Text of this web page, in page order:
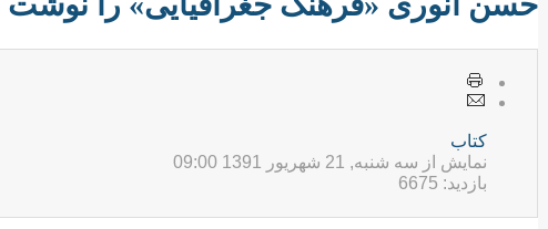
كتاب
نمایش از سه شنبه, 21 شهریور 1391 09:00
بازدید: 6675